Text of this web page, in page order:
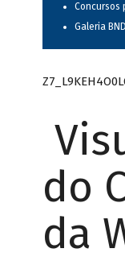
Concursos
Galeria
do
da